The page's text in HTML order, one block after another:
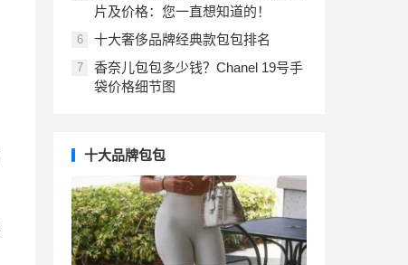
片及价格：您一直想知道的！
6 十大奢侈品牌经典款包包排名
7
香奈儿包包多少钱？Chanel 19号手
袋价格细节图
十大品牌包包